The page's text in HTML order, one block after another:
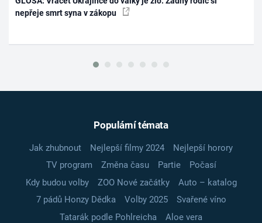
nepřeje smrt syna v zákopu
Populární témata
Jak zhubnout Nejlepší filmy 2024
Nejlepší horory
TV program
Změna času Partie
Počasí
Kdy budou volby
ZOO Nové začátky
Auto – katalog
7 pádů Honzy Dědka
Volby 2025
Svařené víno
Tatarák podle Pohlreicha
Aloe vera